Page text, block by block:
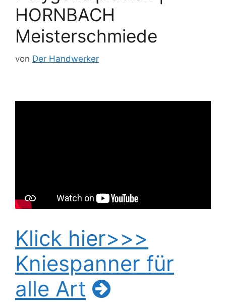
HORNBACH
Meisterschmiede
von Der Handwerker
Klick hier>>>
Kniespanner für
alle Art